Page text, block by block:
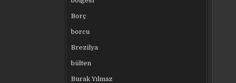
Borç
borcu
Brezilya
bülten
Burak Yılmaz